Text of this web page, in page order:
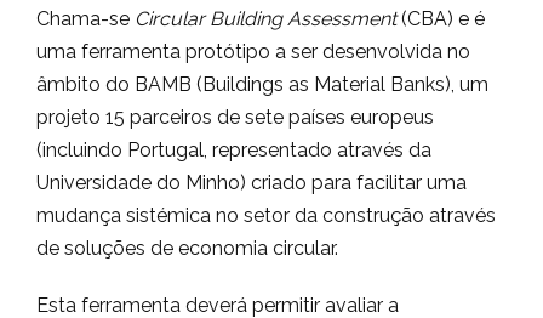
Chama-se Circular Building Assessment(CBA) e é
uma ferramenta protótipo a ser desenvolvida no
âmbito do BAMB (Buildings as Material Banks), um
projeto 15 parceiros de sete países europeus
(incluindo Portugal, representado através da
Universidade do Minho) criado para facilitar uma
mudança sistémica no setor da construção através
de soluções de economia circular.
Esta ferramenta deverá permitir avaliar a